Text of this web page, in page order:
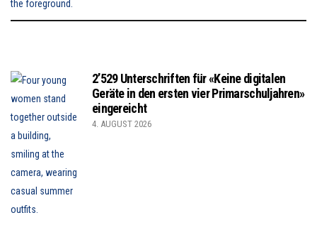
2’529 Unterschriften für «Keine digitalen
Geräte in den ersten vier Primarschuljahren»
eingereicht
4. AUGUST 2026